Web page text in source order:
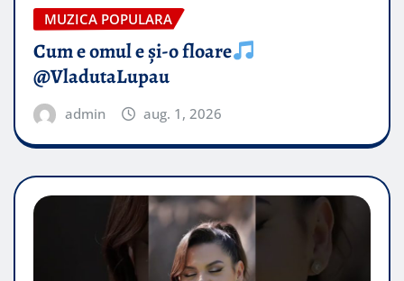
MUZICA POPULARA
Cum e omul e și-o floare
@VladutaLupau
admin aug. 1, 2026